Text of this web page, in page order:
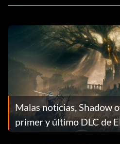
Malas noticias, Shadow
primer y último DLC de